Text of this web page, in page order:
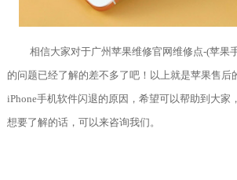
相信大家对于广州苹果维修官网维修点-(苹果
的问题已经了解的差不多了吧！以上就是苹果售后
iPhone手机软件闪退的原因，希望可以帮助到大家
想要了解的话，可以来咨询我们。